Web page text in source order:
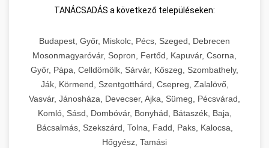
TANÁCSADÁS a következő településeken:
Budapest, Győr, Miskolc, Pécs, Szeged, Debrecen
Mosonmagyaróvár, Sopron, Fertőd, Kapuvár, Csorna,
Győr, Pápa, Celldömölk, Sárvár, Kőszeg, Szombathely,
Ják, Körmend, Szentgotthárd, Csepreg, Zalalövő,
Vasvár, Jánosháza, Devecser, Ajka, Sümeg, Pécsvárad,
Komló, Sásd, Dombóvár, Bonyhád, Bátaszék, Baja,
Bácsalmás, Szekszárd, Tolna, Fadd, Paks, Kalocsa,
Hőgyész, Tamási